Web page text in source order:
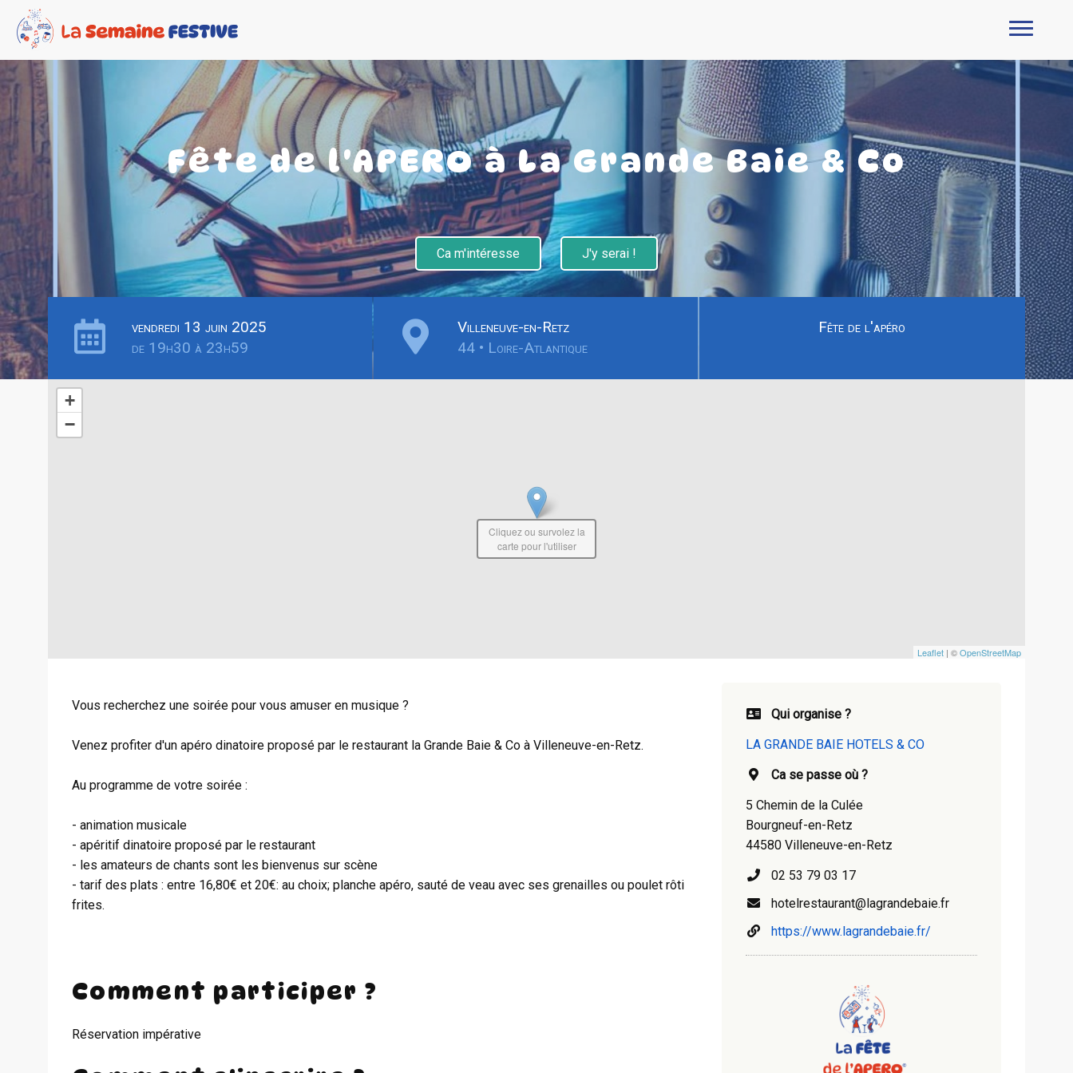
Fête de l'APERO à La Grande Baie & Co
Ca m'intéresse J'y serai !
vendredi 13 juin 2025
de 19h30 à 23h59
Villeneuve-en-Retz
44 • Loire-Atlantique
Fête de l'apéro
+
−
Leaflet | ©OpenStreetMap
Cliquez ou survolez la
carte pour l'utiliser
Vous recherchez une soirée pour vous amuser en musique ?
Venez profiter d'un apéro dinatoire proposé par le restaurant la Grande Baie & Co à Villeneuve-en-Retz.
Au programme de votre soirée :
- animation musicale
- apéritif dinatoire proposé par le restaurant
- les amateurs de chants sont les bienvenus sur scène
- tarif des plats : entre 16,80€ et 20€: au choix; planche apéro, sauté de veau avec ses grenailles ou poulet rôti
frites.
Comment participer ?
Réservation impérative
Qui organise ?
LA GRANDE BAIE HOTELS & CO
Ca se passe où ?
5 Chemin de la Culée
Bourgneuf-en-Retz
44580 Villeneuve-en-Retz
02 53 79 03 17
hotelrestaurant@lagrandebaie.fr
https://www.lagrandebaie.fr/